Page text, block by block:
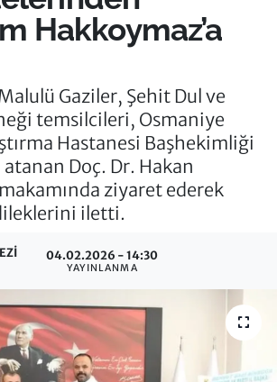
Hakkoymaz’a
Gaziler, Şehit Dul ve
temsilcileri, Osmaniye
Hastanesi Başhekimliği
Doç. Dr. Hakan
ziyaret ederek
iletti.
04.02.2026 - 14:30
YAYINLANMA